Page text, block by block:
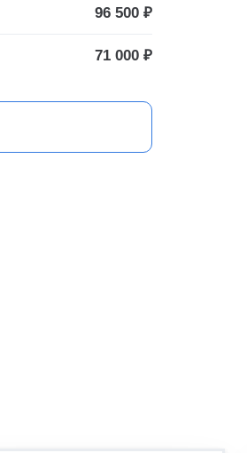
96 500 ₽
71 000 ₽